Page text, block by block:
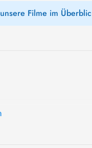
unsere Filme im
werden unter ihnen